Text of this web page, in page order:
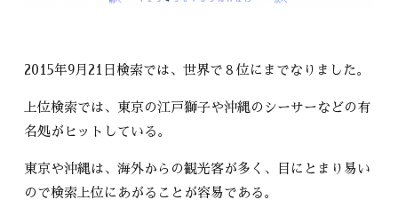
2015年9月21日検索では、世界で８位にまでなりました。
上位検索では、東京の江戸獅子や沖縄のシーサーなどの有
名処がヒットしている。
東京や沖縄は、海外からの観光客が多く、目にとまり易い
ので検索上位にあがることが容易である。